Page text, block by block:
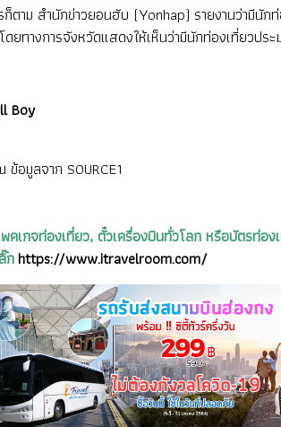
ก็ตาม สำนักข่าวยอนฮับ (Yonhap) รายงานว่ามีนัก
ดยทางการจังหวัดแสดงให้เห็นว่ามีนักท่องเที่ยวป
Boy
ข้อมูลจาก SOURCE1
คเกจท่องเที่ยว, ตั๋วเครื่องบินทั่วโลก หรือบัตรท่
กhttps://www.itravelroom.com/